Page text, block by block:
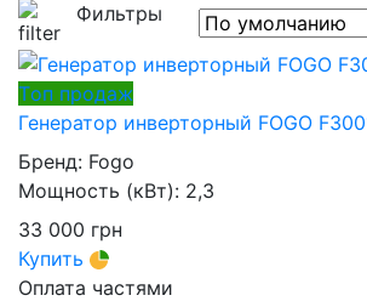
Фильтры
Tоп продаж
Генератор инверторный FOGO
Бренд: Fogo
Мощность (кВт): 2,3
33 000 грн
Купить
Оплата частями